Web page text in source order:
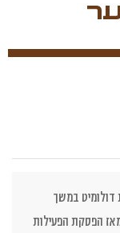
דולומיט במשך
הפסקת הפעילות